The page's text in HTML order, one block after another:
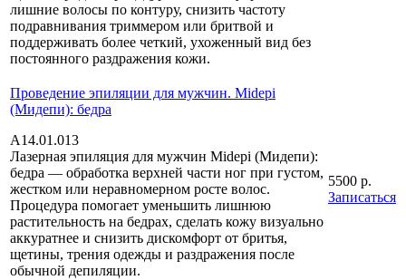
лишние волосы по контуру, снизить частоту
подравнивания триммером или бритвой и
поддерживать более четкий, ухоженный вид без
постоянного раздражения кожи.
Проведение эпиляции для мужчин. Midepi
(Мидепи): бедра
А14.01.013
Лазерная эпиляция для мужчин Midepi (Мидепи):
бедра — обработка верхней части ног при густом,
жестком или неравномерном росте волос.
Процедура помогает уменьшить лишнюю
растительность на бедрах, сделать кожу визуально
аккуратнее и снизить дискомфорт от бритья,
щетины, трения одежды и раздражения после
обычной депиляции.
5500 р.
Записаться